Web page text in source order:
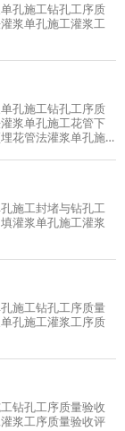
孔施工钻孔工序质
浆单孔施工灌浆工
孔施工钻孔工序质
浆单孔施工花管下
花管法灌浆单孔施
施工封堵与钻孔工
灌浆单孔施工灌浆
施工钻孔工序质量
孔施工灌浆工序质
钻孔工序质量验收
浆工序质量验收评